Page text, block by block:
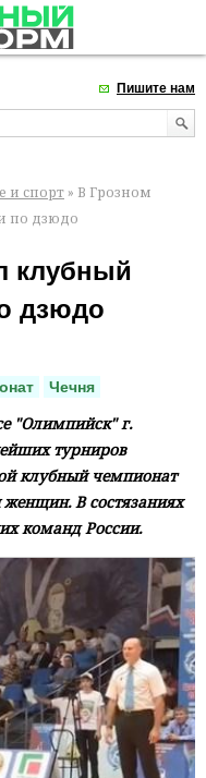
Пишите нам
и спорт » В Грозном
по дзюдо
клубный
дзюдо
Чечня
"Олимпийск" г.
турниров
клубный чемпионат
В состязаниях
команд России.